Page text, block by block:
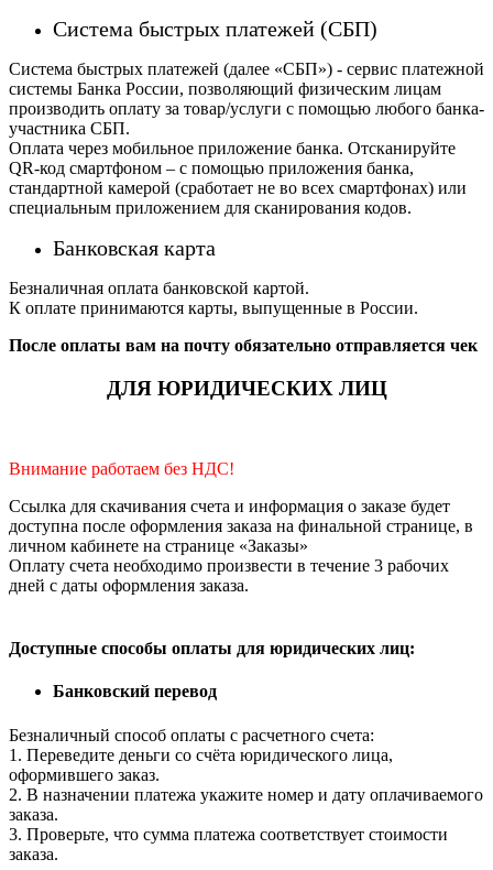
Система быстрых платежей (СБП)
Система быстрых платежей (далее «СБП») - сервис платежной
системы Банка России, позволяющий физическим лицам
производить оплату за товар/услуги с помощью любого банка-
участника СБП.
Оплата через мобильное приложение банка. Отсканируйте
QR-код смартфоном – с помощью приложения банка,
стандартной камерой (сработает не во всех смартфонах) или
специальным приложением для сканирования кодов.
Банковская карта
Безналичная оплата банковской картой.
К оплате принимаются карты, выпущенные в России.
После оплаты вам на почту обязательно отправляется чек
ДЛЯ ЮРИДИЧЕСКИХ ЛИЦ
Внимание работаем без НДС!
Ссылка для скачивания счета и информация о заказе будет
доступна после оформления заказа на финальной странице, в
личном кабинете на странице «Заказы»
Оплату счета необходимо произвести в течение 3 рабочих
дней с даты оформления заказа.
Доступные способы оплаты для юридических лиц:
Банковский перевод
Безналичный способ оплаты с расчетного счета:
1. Переведите деньги со счёта юридического лица,
оформившего заказ.
2. В назначении платежа укажите номер и дату оплачиваемого
заказа.
3. Проверьте, что сумма платежа соответствует стоимости
заказа.